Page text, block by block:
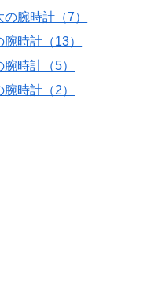
腕時計（7）
時計（13）
時計（5）
時計（2）